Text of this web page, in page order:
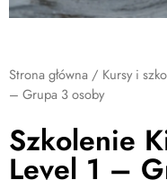
Strona główna / Kursy i
– Grupa 3 osoby
Szkolenie
Level 1 –